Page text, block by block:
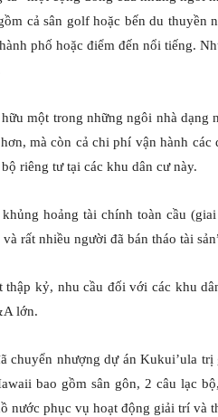
cả sân golf hoặc bến du
phố hoặc điểm đến nổi tiếng.
một trong những ngôi nhà
mà còn cả chi phí vận hành
riêng tư tại các khu dân cư này.
hoảng tài chính toàn cầu
rất nhiều người đã bán tháo tài
thập kỷ, nhu cầu đối với các khu
lớn.
chuyển nhượng dự án Kukui’ula
bao gồm sân gôn, 2 câu lạc
nước phục vụ hoạt động giải trí và